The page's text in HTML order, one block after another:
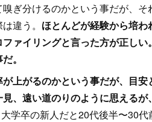
ぎ分けるのかという事だが、
違う。 ほとんどが経験から培
ァイリングと言った方が正し
。
上がるのかという事だが、目
、遠い道のりのように思える
学卒の新人だと20代後半〜30